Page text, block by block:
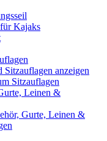
Kajaks
Sitzauflagen anzeigen
Sitzauflagen
Leinen &
Gurte, Leinen &